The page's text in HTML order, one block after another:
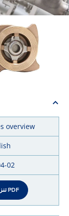
overview
02
تنزيل بصيغة PDF